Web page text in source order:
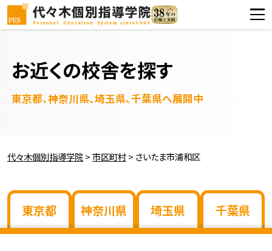
お近くの校舎を探す
東京都、神奈川県、埼玉県、千葉県へ展開中
代々木個別指導学院>市区町村> さいたま市浦和区
東京都 神奈川県 埼玉県 千葉県